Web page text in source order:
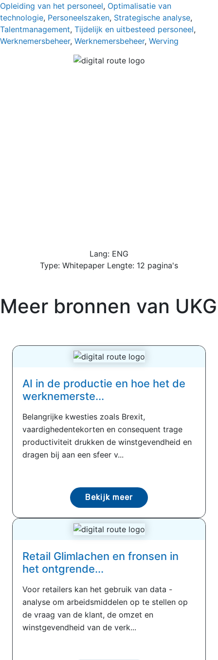
Opleiding van het personeel, Optimalisatie van
technologie, Personeelszaken, Strategische analyse,
Talentmanagement, Tijdelijk en uitbesteed personeel,
Werknemersbeheer, Werknemersbeheer, Werving
Lang: ENG
Type: Whitepaper Lengte: 12 pagina's
Meer bronnen van UKG
AI in de productie en hoe het de
werknemerste...
Belangrijke kwesties zoals Brexit,
vaardighedentekorten en consequent trage
productiviteit drukken de winstgevendheid en
dragen bij aan een sfeer v...
Bekijk meer
Retail Glimlachen en fronsen in
het ontgrende...
Voor retailers kan het gebruik van data -
analyse om arbeidsmiddelen op te stellen op
de vraag van de klant, de omzet en
winstgevendheid van de verk...